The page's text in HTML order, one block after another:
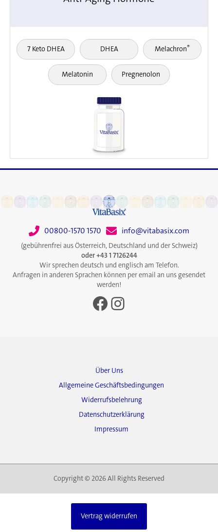
7 Keto DHEA DHEA Melachron®
Melatonin Pregnenolon
00800-1570 1570 info@vitabasix.com
(gebührenfrei aus Österreich, Deutschland und der Schweiz)
oder +43 1 7126244
Wir sprechen deutsch und englisch am Telefon.
Anfragen in anderen Sprachen können per email an uns gesendet
werden!
Facebook
Instagram
Über Uns
Allgemeine Geschäftsbedingungen
Widerrufsbelehrung
Datenschutzerklärung
Impressum
Copyright © 2026 All Rights Reserved
Vertrag widerrufen